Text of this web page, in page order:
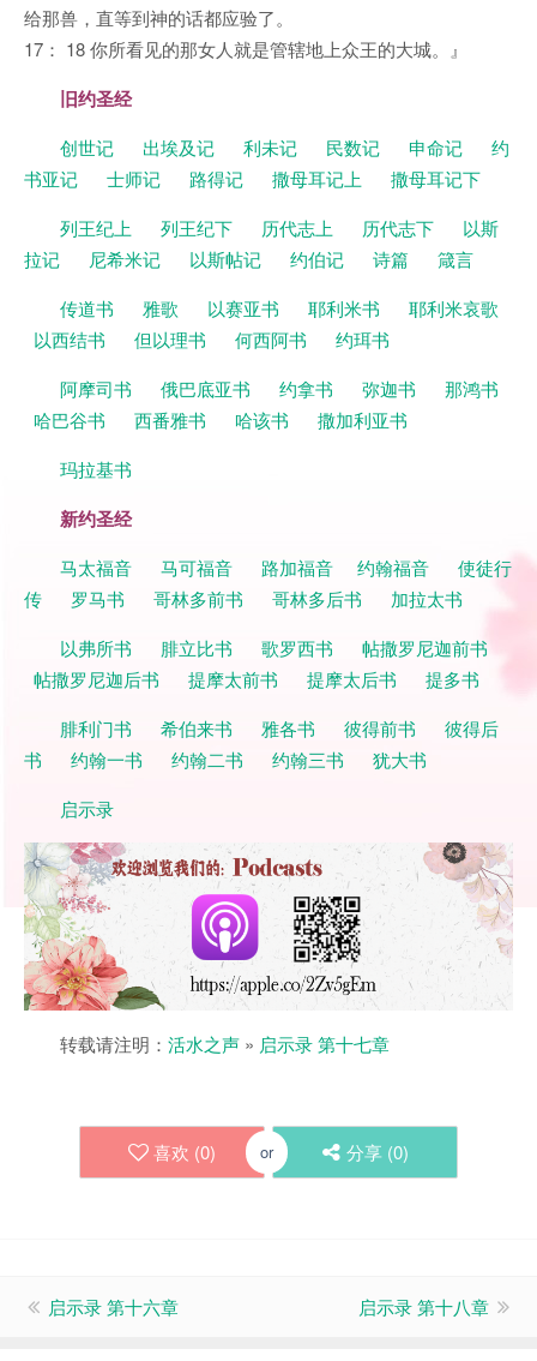
给那兽，直等到神的话都应验了。
17： 18 你所看见的那女人就是管辖地上众王的大城。』
旧约圣经
创世记 出埃及记 利未记 民数记 申命记
约
书亚记
士师记 路得记 撒母耳记上
撒母耳记下
列王纪上
列王纪下 历代志上 历代志下
以斯
拉记
尼希米记 以斯帖记 约伯记 诗篇
箴言
传道书
雅歌 以赛亚书 耶利米书
耶利米哀歌
以西结书
但以理书 何西阿书
约珥书
阿摩司书
俄巴底亚书 约拿书 弥迦书
那鸿书
哈巴谷书
西番雅书 哈该书
撒加利亚书
玛拉基书
新约圣经
马太福音 马可福音 路加福音 约翰福音
使徒行
传
罗马书 哥林多前书 哥林多后书
加拉太书
以弗所书
腓立比书 歌罗西书
帖撒罗尼迦前书
帖撒罗尼迦后书
提摩太前书 提摩太后书
提多书
腓利门书
希伯来书 雅各书 彼得前书
彼得后
书
约翰一书 约翰二书 约翰三书
犹大书
启示录
转载请注明： 活水之声 » 启示录 第十七章
喜欢 (0) or 分享 (0)
启示录 第十六章 启示录 第十八章